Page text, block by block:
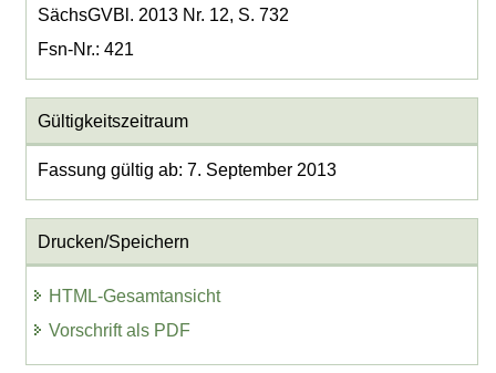
SächsGVBl. 2013 Nr. 12, S. 732
Fsn-Nr.: 421
Gültigkeitszeitraum
Fassung gültig ab: 7. September 2013
Drucken/Speichern
HTML-Gesamtansicht
Vorschrift als PDF